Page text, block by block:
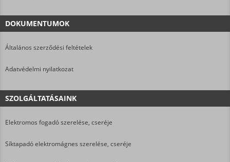
DOKUMENTUMOK
Általános szerződési feltételek
Adatvédelmi nyilatkozat
SZOLGÁLTATÁSAINK
Elektromos fogadó szerelése, cseréje
Síktapadó elektromágnes szerelése, cseréje